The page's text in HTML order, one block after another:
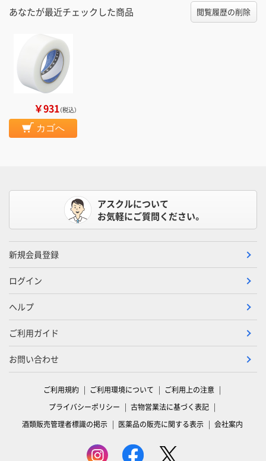
あなたが最近チェックした商品 閲覧履歴の削除
￥931（税込）
カゴへ
アスクルについて
お気軽にご質問ください。
新規会員登録
ログイン
ヘルプ
ご利用ガイド
お問い合わせ
ご利用規約 ご利用環境について
ご利用上の注意
プライバシーポリシー
古物営業法に基づく表記
酒類販売管理者標識の掲示
医薬品の販売に関する表示 会社案内